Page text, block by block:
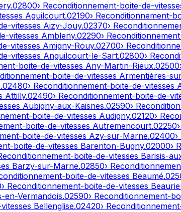
.02800› Reconditionnement-boite-de-
Aguilcourt.02190› Reconditionnement-
vitesses Aizy-Jouy.02370›
vitesses Ambleny.02290›
vitesses Amigny-Rouy.02700›
vitesses Anguilcourt-le-Sart.02800›
boite-de-vitesses Any-Martin-Rieux.02500
boite-de-vitesses Armentières-
.02480› Reconditionnement-boite-de-vitesses
Attilly.02490› Reconditionnement-boite-de-
Aubigny-aux-Kaisnes.02590›
boite-de-vitesses Audigny.02120›
boite-de-vitesses Autremencourt.02250
boite-de-vitesses Azy-sur-Marne.02400
boite-de-vitesses Barenton-Bugny.02000›
boite-de-vitesses Barisis-
Barzy-sur-Marne.02850›
boite-de-vitesses Beaumé.
› Reconditionnement-boite-de-vitesses
en-Vermandois.02590› Reconditionnement-
Bellenglise.02420›